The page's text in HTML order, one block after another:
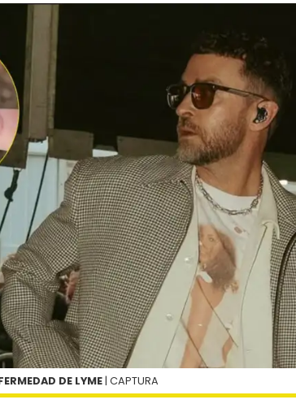
DE LYME | CAPTURA